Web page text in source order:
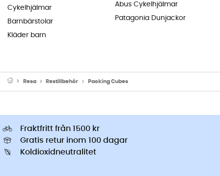
Cykelhjälmar
Barnbärstolar
Kläder barn
Abus Cykelhjälmar
Patagonia Dunjackor
Resa Restillbehör Packing Cubes
Fraktfritt från 1500 kr
Gratis retur inom 100 dagar
Koldioxidneutralitet